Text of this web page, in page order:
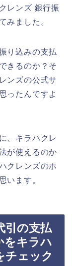
レンズ 銀行振
みました。
り込みの支払
きるのか？そ
ンズの公式サ
ったんですよ
、キラハクレ
が使えるのか
クレンズのホ
います。
引の支払
をキラハ
チェック